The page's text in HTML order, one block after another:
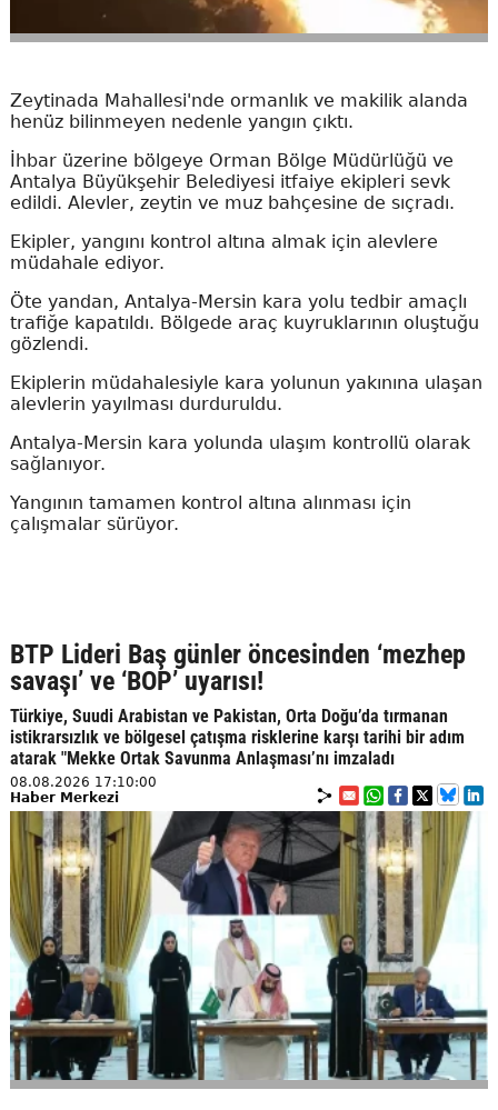
Zeytinada Mahallesi'nde ormanlık ve makilik alanda
henüz bilinmeyen nedenle yangın çıktı.
İhbar üzerine bölgeye Orman Bölge Müdürlüğü ve
Antalya Büyükşehir Belediyesi itfaiye ekipleri sevk
edildi. Alevler, zeytin ve muz bahçesine de sıçradı.
Ekipler, yangını kontrol altına almak için alevlere
müdahale ediyor.
Öte yandan, Antalya-Mersin kara yolu tedbir amaçlı
trafiğe kapatıldı. Bölgede araç kuyruklarının oluştuğu
gözlendi.
Ekiplerin müdahalesiyle kara yolunun yakınına ulaşan
alevlerin yayılması durduruldu.
Antalya-Mersin kara yolunda ulaşım kontrollü olarak
sağlanıyor.
Yangının tamamen kontrol altına alınması için
çalışmalar sürüyor.
BTP Lideri Baş günler öncesinden ‘mezhep
savaşı’ ve ‘BOP’ uyarısı!
Türkiye, Suudi Arabistan ve Pakistan, Orta Doğu’da tırmanan
istikrarsızlık ve bölgesel çatışma risklerine karşı tarihi bir adım
atarak "Mekke Ortak Savunma Anlaşması’nı imzaladı
08.08.2026 17:10:00
Haber Merkezi